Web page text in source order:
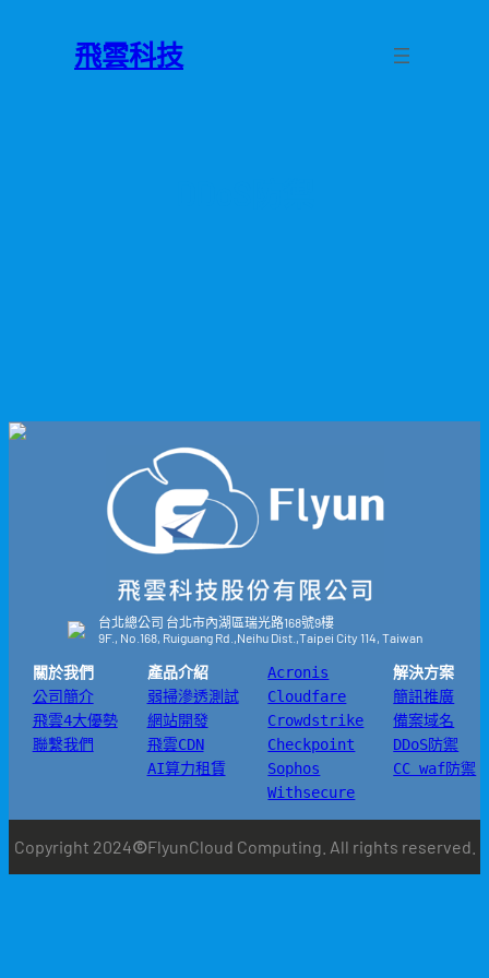
飛雲科技
台北總公司 台北市內湖區瑞光路168號9樓
9F., No.168, Ruiguang Rd.,Neihu Dist.,Taipei City 114, Taiwan
關於我們
公司簡介
飛雲4大優勢
聯繫我們
產品介紹
弱掃滲透測試
網站開發
飛雲CDN
AI算力租賃
Acronis
Cloudfare
Crowdstrike
Checkpoint
Sophos
Withsecure
解決方案
簡訊推廣
備案域名
DDoS防禦
CC waf防禦
Copyright 2024©FlyunCloud Computing. All rights reserved.